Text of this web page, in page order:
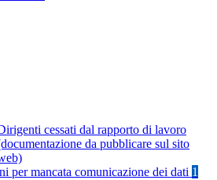
cessati dal rapporto di lavoro
da pubblicare sul sito
per mancata comunicazione dei dati 1